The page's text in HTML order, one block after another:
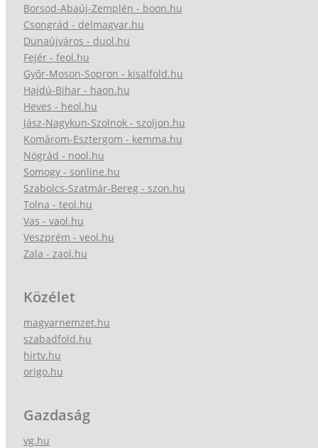
Borsod-Abaúj-Zemplén - boon.hu
Csongrád - delmagyar.hu
Dunaújváros - duol.hu
Fejér - feol.hu
Győr-Moson-Sopron - kisalfold.hu
Hajdú-Bihar - haon.hu
Heves - heol.hu
Jász-Nagykun-Szolnok - szoljon.hu
Komárom-Esztergom - kemma.hu
Nógrád - nool.hu
Somogy - sonline.hu
Szabolcs-Szatmár-Bereg - szon.hu
Tolna - teol.hu
Vas - vaol.hu
Veszprém - veol.hu
Zala - zaol.hu
Közélet
magyarnemzet.hu
szabadfold.hu
hirtv.hu
origo.hu
Gazdaság
vg.hu